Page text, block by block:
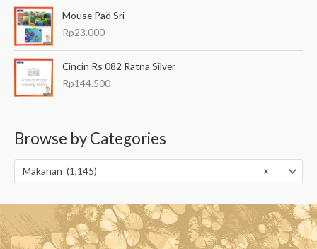
Mouse Pad Sri
Rp23.000
Cincin Rs 082 Ratna Silver
Rp144.500
Browse by Categories
×
Makanan (1,145)